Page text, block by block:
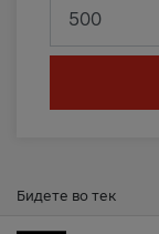
Бидете во тек